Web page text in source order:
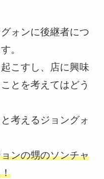
ォンに後継者につ
。
こすし、店に興味
とを考えてはどう
考えるジョングォ
ンの甥のソンチャ